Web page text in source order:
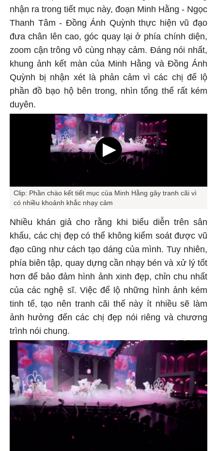
nhận ra trong tiết mục này, đoạn Minh Hằng - Ngọc
Thanh Tâm - Đồng Ánh Quỳnh thực hiện vũ đạo
đưa chân lên cao, góc quay lại ở phía chính diện,
zoom cận trông vô cùng nhạy cảm. Đáng nói nhất,
khung ảnh kết màn của Minh Hằng và Đồng Ánh
Quỳnh bị nhận xét là phản cảm vì các chị để lộ
phần đồ bạo hộ bên trong, nhìn tổng thể rất kém
duyên.
Clip: Phần chào kết tiết mục của Minh Hằng gây tranh cãi vì
có nhiều khoảnh khắc nhạy cảm
Nhiều khán giả cho rằng khi biểu diễn trên sân
khấu, các chị đẹp có thể không kiểm soát được vũ
đạo cũng như cách tạo dáng của mình. Tuy nhiên,
phía biên tập, quay dựng cần nhạy bén và xử lý tốt
hơn để bảo đảm hình ảnh xinh đẹp, chỉn chu nhất
của các nghệ sĩ. Việc để lộ những hình ảnh kém
tinh tế, tạo nên tranh cãi thế này ít nhiều sẽ làm
ảnh hưởng đến các chị đẹp nói riêng và chương
trình nói chung.